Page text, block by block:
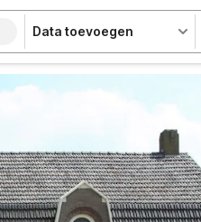
Data toevoegen